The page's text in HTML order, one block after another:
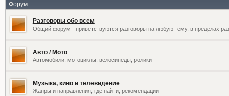
Форум
Разговоры обо всем
Общий форум - приветствуются разговоры на любую тему, в пределах
Авто / Мото
Автомобили, мотоциклы, велосипеды, ролики
Музыка, кино и телевидение
Жанры и направления, где найти, рекомендации